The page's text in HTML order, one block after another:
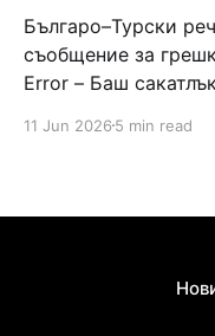
Българо–Турски речник Error!
съобщение за грешка
Error – Баш сакатлък! балетист – дюшеме
Война и мир –
11 Jun 2026 5 min read